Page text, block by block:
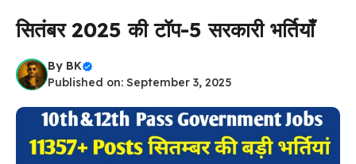
सितंबर 2025 की टॉप-5 सरकारी भर्तियाँ
By BK
Published on: September 3, 2025